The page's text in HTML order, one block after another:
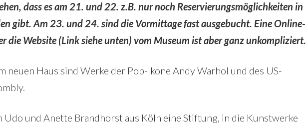
dass es am 21. und 22. z.B. nur noch Reservierungsmöglichkeiten in
gibt. Am 23. und 24. sind die Vormittage fast ausgebucht. Eine Online-
die Website (Link siehe unten) vom Museum ist aber ganz unkompliziert.
neuen Haus sind Werke der Pop-Ikone Andy Warhol und des US-
und Anette Brandhorst aus Köln eine Stiftung, in die Kunstwerke